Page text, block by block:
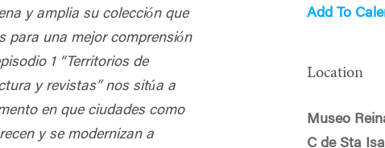
y amplia su colección que
para una mejor comprensión
1 “Territorios de
y revistas” nos sitúa a
en que ciudades como
y se modernizan a
Add To
Location
Museo
C de Sta